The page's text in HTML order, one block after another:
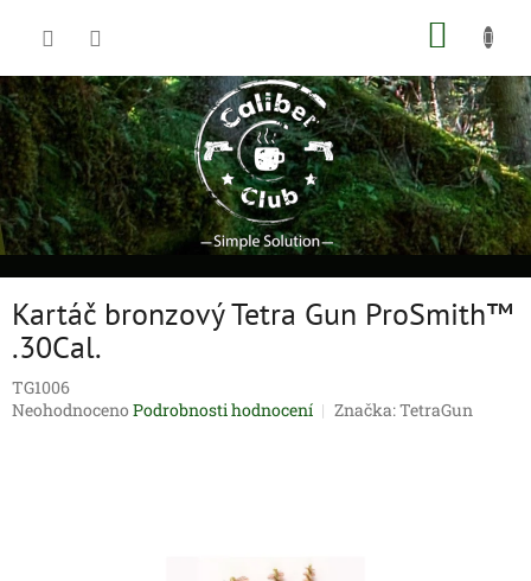
Kartáč bronzový Tetra Gun ProSmith™
.30Cal.
TG1006
Průměrné
Neohodnoceno Podrobnosti hodnocení Značka:TetraGun